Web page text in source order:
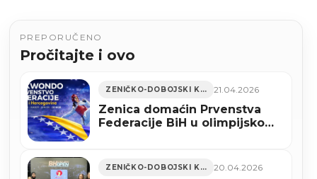
PREPORUČENO
Pročitajte i ovo
ZENIČKO-DOBOJSKI KANTON 21.04.2026
Zenica domaćin Prvenstva
Federacije BiH u olimpijskom
ZENIČKO-DOBOJSKI KANTON 20.04.2026